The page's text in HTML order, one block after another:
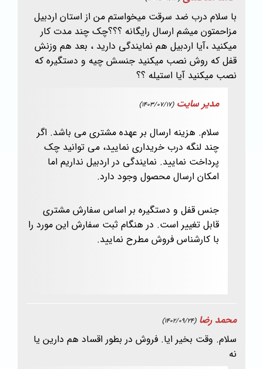
با سلام درب ضد سرقت میخواستم من از استان اردبیل
مزاحمتون میشم ارسال رایگانه ؟؟؟چک چند مدت کار
میکنید ،آیا اردبیل هم نمایندگی دارید ، بعد هم وزنش
قفل که روش نصب میکنید جنسش چیه و دستگیره که
نصب میکنید آیا استیله ؟؟
مدیر سایت (1403/07/17)
سلام. هزینه ارسال بر عهده مشتری می باشد. اگر
چند لنگه درب خریداری نمایید، می توانید چک
پرداخت نمایید. نمایندگی در اردبیل نداریم اما
امکان ارسال محصول وجود دارد.
جنس قفل و دستگیره بر اساس سفارش مشتری
قابل تغییر است. در هنگام ثبت سفارش این مورد را
با کارشناس فروش مطرح نمایید.
محمد رضا(1402/09/24)
سلام. وقت بخیر ایا. فروش در بطور اقساد هم دارین یا
نه